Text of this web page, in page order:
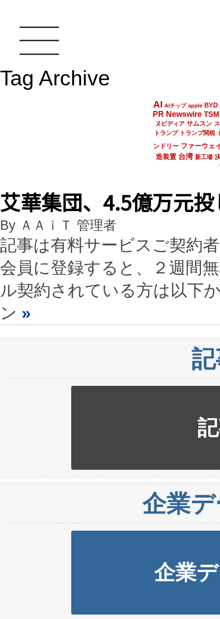
Tag Archive
AI AIチップ apple BYD
PR Newswire
ヌビディア サムスン
トランプ
トランプ関税
ンドリー ファーウェ
造装置 台湾 新工場
艾華集団、4.5億万元
By ＡＡｉＴ 管理者
記事は有料サービスご契約
会員に登録すると、２週間
ル契約されている方は以下
ン »
企業
企業